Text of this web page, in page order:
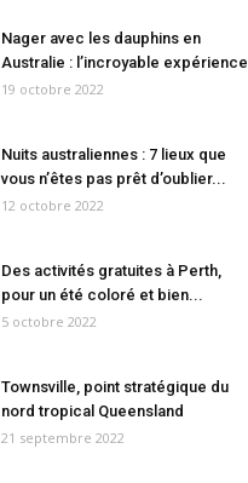
Nager avec les dauphins en
Australie : l’incroyable expérience
19 octobre 2022
Nuits australiennes : 7 lieux que
vous n’êtes pas prêt d’oublier...
12 octobre 2022
Des activités gratuites à Perth,
pour un été coloré et bien...
5 octobre 2022
Townsville, point stratégique du
nord tropical Queensland
21 septembre 2022